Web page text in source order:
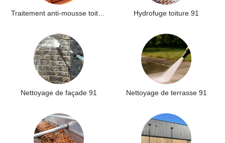
Hydrofuge toiture 91
Nettoyage de façade 91 Nettoyage de terrasse 91